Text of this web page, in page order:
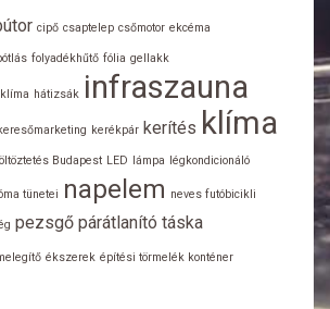
cipő csaptelep csőmotor ekcéma
folyadékhűtő fólia gellakk
hátizsák infraszauna
kerékpár kerítés klíma
Budapest LED lámpa légkondicionáló
tünetei napelem neves futóbicikli
pezsgő párátlanító táska
ékszerek építési törmelék konténer